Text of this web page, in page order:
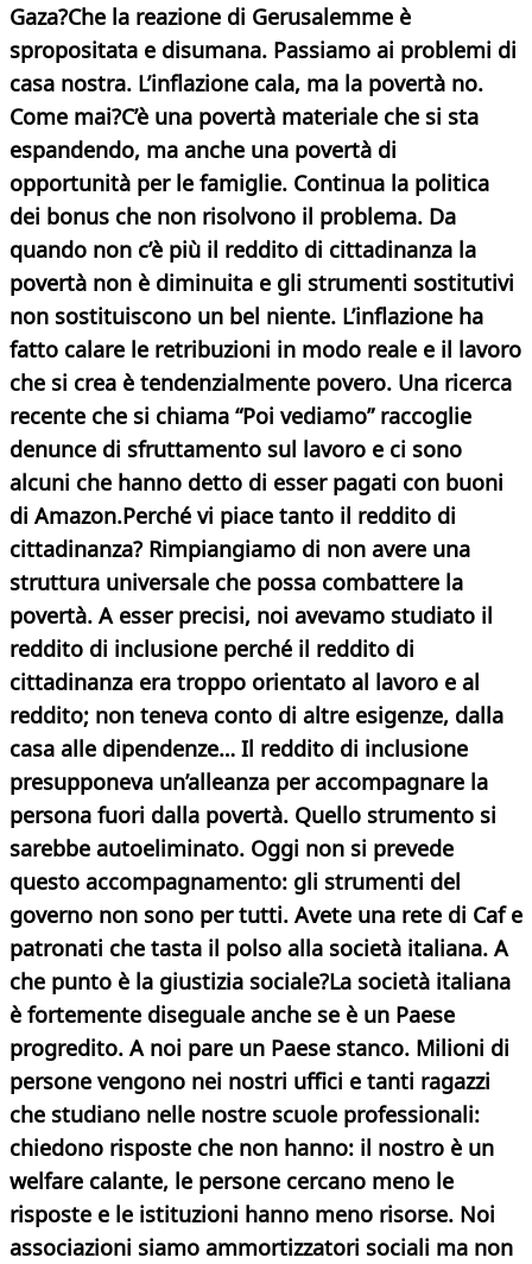
Gaza?Che la reazione di Gerusalemme è
spropositata e disumana. Passiamo ai problemi di
casa nostra. L’inflazione cala, ma la povertà no.
Come mai?C’è una povertà materiale che si sta
espandendo, ma anche una povertà di
opportunità per le famiglie. Continua la politica
dei bonus che non risolvono il problema. Da
quando non c’è più il reddito di cittadinanza la
povertà non è diminuita e gli strumenti sostitutivi
non sostituiscono un bel niente. L’inflazione ha
fatto calare le retribuzioni in modo reale e il lavoro
che si crea è tendenzialmente povero. Una ricerca
recente che si chiama “Poi vediamo” raccoglie
denunce di sfruttamento sul lavoro e ci sono
alcuni che hanno detto di esser pagati con buoni
di Amazon.Perché vi piace tanto il reddito di
cittadinanza? Rimpiangiamo di non avere una
struttura universale che possa combattere la
povertà. A esser precisi, noi avevamo studiato il
reddito di inclusione perché il reddito di
cittadinanza era troppo orientato al lavoro e al
reddito; non teneva conto di altre esigenze, dalla
casa alle dipendenze… Il reddito di inclusione
presupponeva un’alleanza per accompagnare la
persona fuori dalla povertà. Quello strumento si
sarebbe autoeliminato. Oggi non si prevede
questo accompagnamento: gli strumenti del
governo non sono per tutti. Avete una rete di Caf e
patronati che tasta il polso alla società italiana. A
che punto è la giustizia sociale?La società italiana
è fortemente diseguale anche se è un Paese
progredito. A noi pare un Paese stanco. Milioni di
persone vengono nei nostri uffici e tanti ragazzi
che studiano nelle nostre scuole professionali:
chiedono risposte che non hanno: il nostro è un
welfare calante, le persone cercano meno le
risposte e le istituzioni hanno meno risorse. Noi
associazioni siamo ammortizzatori sociali ma non